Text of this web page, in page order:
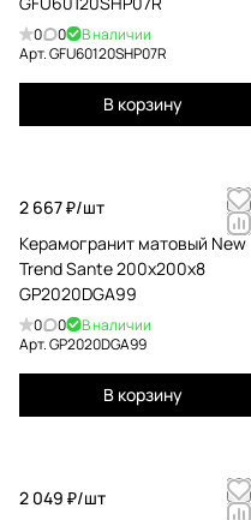
0 0
В наличии
Арт.GFU60120SHP07R
В корзину
2 667 ₽/шт
Керамогранит матовый New
Trend Sante 200x200x8
GP2020DGA99
0 0
В наличии
Арт.GP2020DGA99
В корзину
2 049 ₽/шт